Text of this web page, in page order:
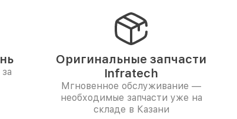
Оригинальные запчасти
Infratech
Мгновенное обслуживание —
необходимые запчасти уже на
складе в Казани